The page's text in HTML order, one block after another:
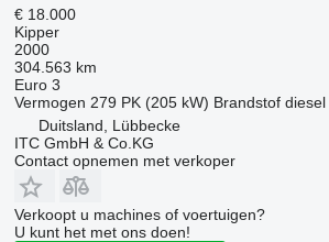
€ 18.000
Kipper
2000
304.563 km
Euro 3
Vermogen 279 PK (205 kW) Brandstof diesel
Duitsland, Lübbecke
ITC GmbH & Co.KG
Contact opnemen met verkoper
Verkoopt u machines of voertuigen?
U kunt het met ons doen!